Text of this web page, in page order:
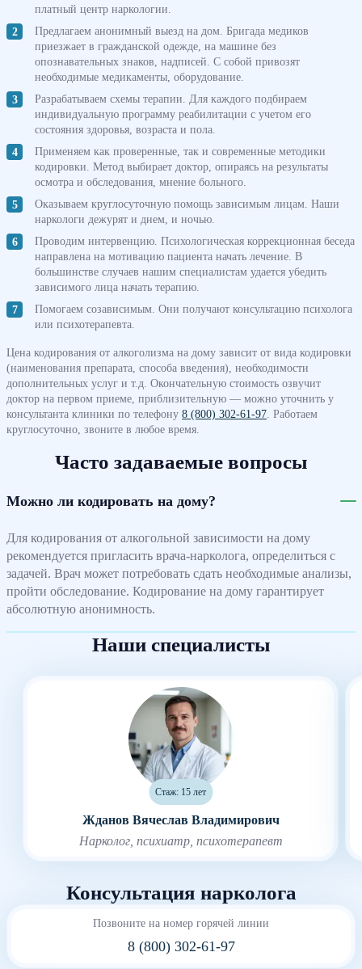
платный центр наркологии.
Предлагаем анонимный выезд на дом. Бригада медиков
приезжает в гражданской одежде, на машине без
опознавательных знаков, надписей. С собой привозят
необходимые медикаменты, оборудование.
Разрабатываем схемы терапии. Для каждого подбираем
индивидуальную программу реабилитации с учетом его
состояния здоровья, возраста и пола.
Применяем как проверенные, так и современные методики
кодировки. Метод выбирает доктор, опираясь на результаты
осмотра и обследования, мнение больного.
Оказываем круглосуточную помощь зависимым лицам. Наши
наркологи дежурят и днем, и ночью.
Проводим интервенцию. Психологическая коррекционная беседа
направлена на мотивацию пациента начать лечение. В
большинстве случаев нашим специалистам удается убедить
зависимого лица начать терапию.
Помогаем созависимым. Они получают консультацию психолога
или психотерапевта.
Цена кодирования от алкоголизма на дому зависит от вида кодировки
(наименования препарата, способа введения), необходимости
дополнительных услуг и т.д. Окончательную стоимость озвучит
доктор на первом приеме, приблизительную — можно уточнить у
консультанта клиники по телефону 8 (800) 302-61-97 . Работаем
круглосуточно, звоните в любое время.
Часто задаваемые вопросы
Можно ли кодировать на дому?
Для кодирования от алкогольной зависимости на дому
рекомендуется пригласить врача-нарколога, определиться с
задачей. Врач может потребовать сдать необходимые анализы,
пройти обследование. Кодирование на дому гарантирует
абсолютную анонимность.
Наши специалисты
Стаж: 15 лет
Жданов Вячеслав Владимирович
Нарколог, психиатр, психотерапевт
Консультация нарколога
Позвоните на номер горячей линии
8 (800) 302-61-97